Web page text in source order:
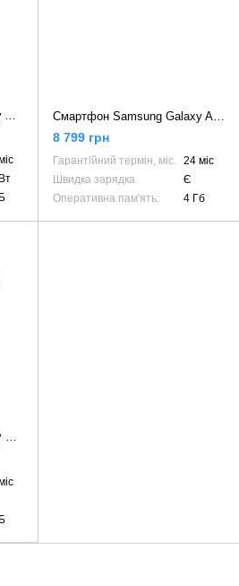
8 799 грн
Гарантійний термін, міс.
24 міс
Швидка зарядка
Є
Оперативна пам'ять:
4 Гб
Смартфон Samsung Galaxy S24 FE 8/128GB Graphite (SM-S721BZKD)